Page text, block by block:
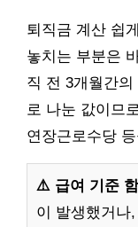
퇴직금 계산 쉽
놓치는 부분은
직 전 3개월간
로 나눈 값이므
연장근로수당
⚠️ 급여 기준
이 발생했거나